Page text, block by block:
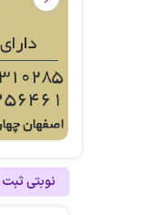
نوبتی